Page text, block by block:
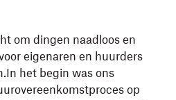
om dingen naadloos en
eigenaren en huurders
het begin was ons
op